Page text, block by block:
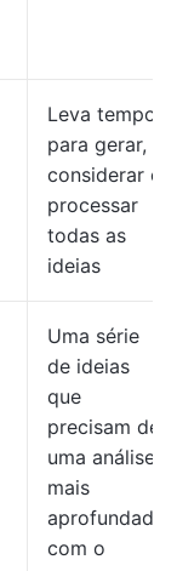
Leva tempo
para gerar,
considerar e
processar
todas as
ideias
Uma série
de ideias
que
precisam de
uma análise
mais
aprofundada
com o